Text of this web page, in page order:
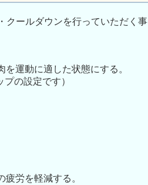
クールダウンを行っていただく事
運動に適した状態にする。
の設定です）
労を軽減する。